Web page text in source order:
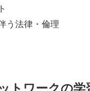
う法律・倫理
トワークの学